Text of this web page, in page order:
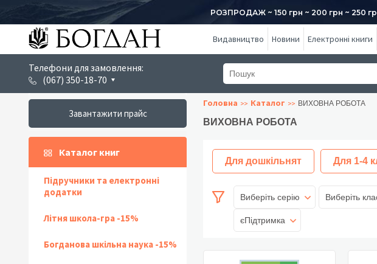
РОЗПРОДАЖ ~ 150 грн ~ 200 грн ~ 250
Видавництво Новини Електронні книги
Телефони для замовлення:
(067) 350-18-70
Завантажити прайс
Каталог книг
Підручники та електронні
додатки
Літня школа-гра -15%
Богданова шкільна наука -15%
Головна Каталог ВИХОВНА РОБОТА
ВИХОВНА РОБОТА
Для дошкільнят Для 1-4
Виберіть серію Виберіть
єПідтримка